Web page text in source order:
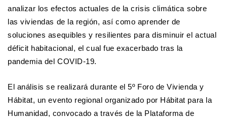
analizar los efectos actuales de la crisis climática sobre
las viviendas de la región, así como aprender de
soluciones asequibles y resilientes para disminuir el actual
déficit habitacional, el cual fue exacerbado tras la
pandemia del COVID-19.
El análisis se realizará durante el 5º Foro de Vivienda y
Hábitat, un evento regional organizado por Hábitat para la
Humanidad, convocado a través de la Plataforma de